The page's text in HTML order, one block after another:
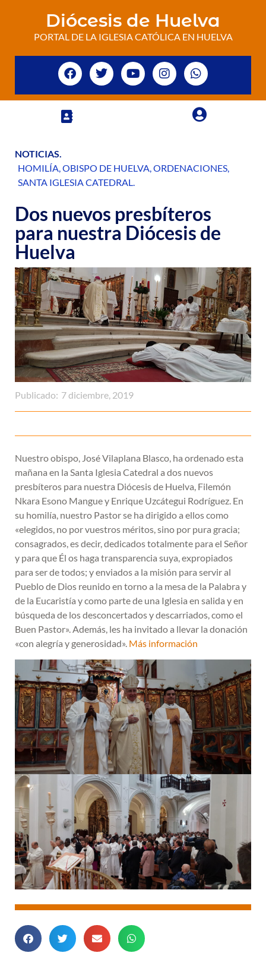
Diócesis de Huelva
PORTAL DE LA IGLESIA CATÓLICA EN HUELVA
NOTICIAS.
HOMILÍA,OBISPO DE HUELVA,ORDENACIONES,
SANTA IGLESIA CATEDRAL.
Dos nuevos presbíteros
para nuestra Diócesis de
Huelva
Publicado: 7 diciembre, 2019
Nuestro obispo, José Vilaplana Blasco, ha ordenado esta
mañana en la Santa Iglesia Catedral a dos nuevos
presbíteros para nuestra Diócesis de Huelva, Filemón
Nkara Esono Mangue y Enrique Uzcátegui Rodríguez. En
su homilía, nuestro Pastor se ha dirigido a ellos como
«elegidos, no por vuestros méritos, sino por pura gracia;
consagrados, es decir, dedicados totalmente para el Señor
y para que Él os haga transparencia suya, expropiados
para ser de todos; y enviados a la misión para servir al
Pueblo de Dios reunido en torno a la mesa de la Palabra y
de la Eucaristía y como parte de una Iglesia en salida y en
búsqueda de los desconcertados y descarriados, como el
Buen Pastor». Además, les ha invitado a llevar la donación
«con alegría y generosidad». Más información